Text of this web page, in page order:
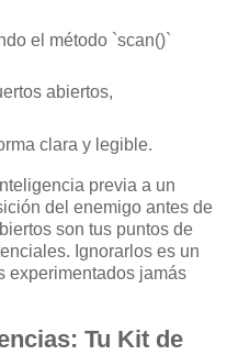
el método `scan()`
abiertos,
clara y legible.
previa a un
del enemigo antes de
son tus puntos de
Ignorarlos es un
experimentados jamás
Tu Kit de